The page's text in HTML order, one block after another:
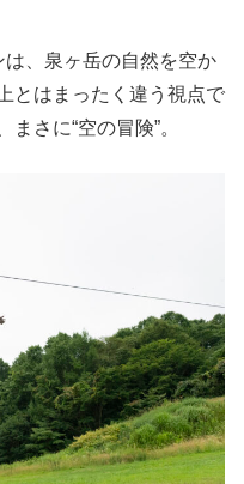
、泉ヶ岳の自然を空か
とはまったく違う視点で
さに“空の冒険”。